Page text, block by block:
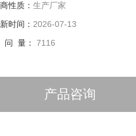
性质： 生产厂家
时间： 2026-07-13
问 量： 7116
产品咨询